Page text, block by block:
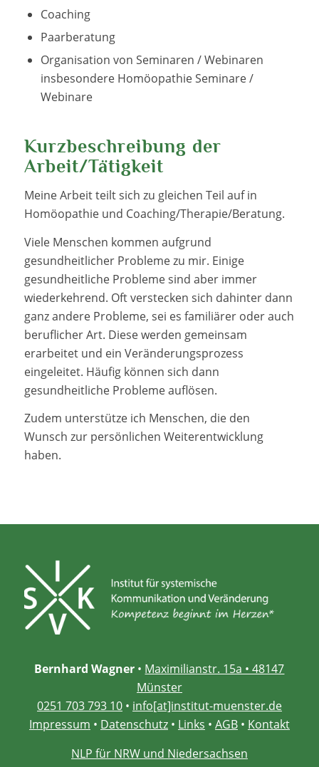
Coaching
Paarberatung
Organisation von Seminaren / Webinaren
insbesondere Homöopathie Seminare /
Webinare
Kurzbeschreibung der
Arbeit/Tätigkeit
Meine Arbeit teilt sich zu gleichen Teil auf in
Homöopathie und Coaching/Therapie/Beratung.
Viele Menschen kommen aufgrund
gesundheitlicher Probleme zu mir. Einige
gesundheitliche Probleme sind aber immer
wiederkehrend. Oft verstecken sich dahinter dann
ganz andere Probleme, sei es familiärer oder auch
beruflicher Art. Diese werden gemeinsam
erarbeitet und ein Veränderungsprozess
eingeleitet. Häufig können sich dann
gesundheitliche Probleme auflösen.
Zudem unterstütze ich Menschen, die den
Wunsch zur persönlichen Weiterentwicklung
haben.
Bernhard Wagner • Maximilianstr. 15a • 48147
Münster
0251 703 793 10• info[at]institut-muenster.de
Impressum • Datenschutz• Links • AGB• Kontakt
NLP für NRW und Niedersachsen